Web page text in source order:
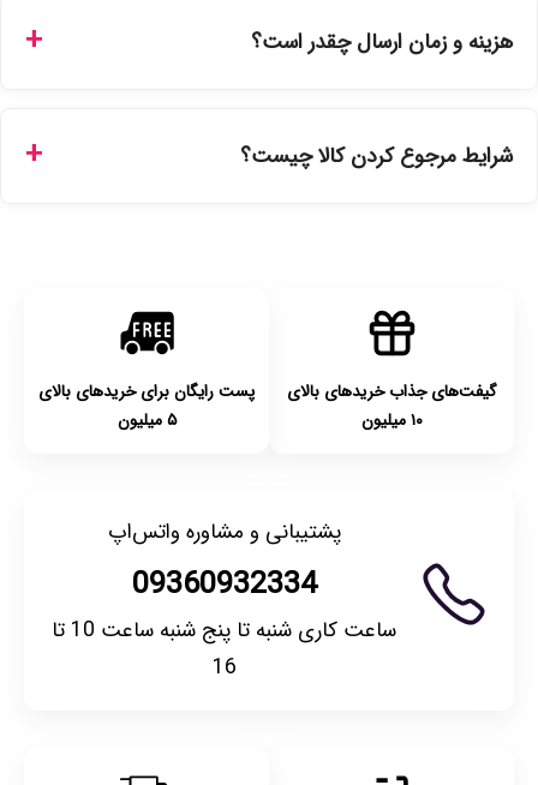
نمایندگی‌های معتبر تهیه شده و دارای بچ‌کد قابل استعلام هستند.
هزینه و زمان ارسال چقدر است؟
انتخاب کنید و برای شهرستان‌ها بین یک الی ۳ روز کاری از طریق
شرایط مرجوع کردن کالا چیست؟
گیفت‌های جذاب خریدهای بالای
۱۰ میلیون
پست رایگان برای خریدهای بالای
۵ میلیون
پشتیبانی و مشاوره واتس‌اپ
09360932334
ساعت کاری شنبه تا پنج شنبه ساعت 10 تا
16